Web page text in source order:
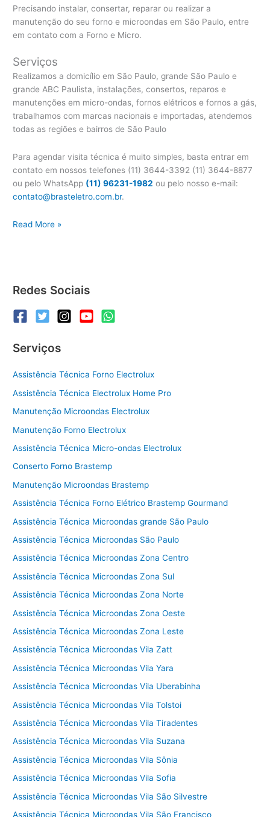
Precisando instalar, consertar, reparar ou realizar a
manutenção do seu forno e microondas em São Paulo, entre
em contato com a Forno e Micro.
Serviços
Realizamos a domicílio em São Paulo, grande São Paulo e
grande ABC Paulista, instalações, consertos, reparos e
manutenções em micro-ondas, fornos elétricos e fornos a gás,
trabalhamos com marcas nacionais e importadas, atendemos
todas as regiões e bairros de São Paulo
Para agendar visita técnica é muito simples, basta entrar em
contato em nossos telefones (11) 3644-3392 (11) 3644-8877
ou pelo WhatsApp (11) 96231-1982 ou pelo nosso e-mail:
contato@brasteletro.com.br.
Assistência
Read More »
Redes Sociais
Serviços
Assistência Técnica Forno Electrolux
Assistência Técnica Electrolux Home Pro
Manutenção Microondas Electrolux
Manutenção Forno Electrolux
Assistência Técnica Micro-ondas Electrolux
Conserto Forno Brastemp
Manutenção Microondas Brastemp
Assistência Técnica Forno Elétrico Brastemp Gourmand
Assistência Técnica Microondas grande São Paulo
Assistência Técnica Microondas São Paulo
Assistência Técnica Microondas Zona Centro
Assistência Técnica Microondas Zona Sul
Assistência Técnica Microondas Zona Norte
Assistência Técnica Microondas Zona Oeste
Assistência Técnica Microondas Zona Leste
Assistência Técnica Microondas Vila Zatt
Assistência Técnica Microondas Vila Yara
Assistência Técnica Microondas Vila Uberabinha
Assistência Técnica Microondas Vila Tolstoi
Assistência Técnica Microondas Vila Tiradentes
Assistência Técnica Microondas Vila Suzana
Assistência Técnica Microondas Vila Sônia
Assistência Técnica Microondas Vila Sofia
Assistência Técnica Microondas Vila São Silvestre
Assistência Técnica Microondas Vila São Francisco